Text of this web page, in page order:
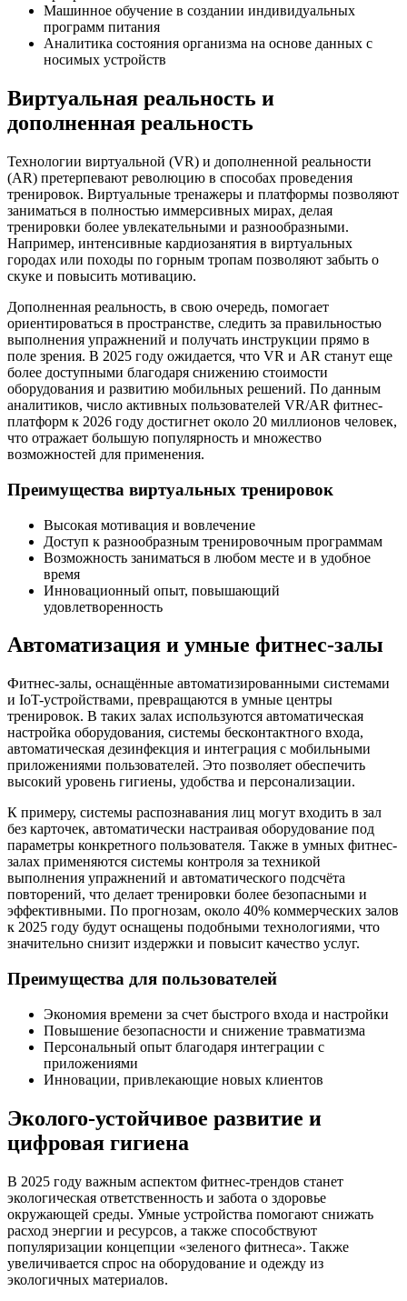
Машинное обучение в создании индивидуальных
программ питания
Аналитика состояния организма на основе данных с
носимых устройств
Виртуальная реальность и
дополненная реальность
Технологии виртуальной (VR) и дополненной реальности
(AR) претерпевают революцию в способах проведения
тренировок. Виртуальные тренажеры и платформы позволяют
заниматься в полностью иммерсивных мирах, делая
тренировки более увлекательными и разнообразными.
Например, интенсивные кардиозанятия в виртуальных
городах или походы по горным тропам позволяют забыть о
скуке и повысить мотивацию.
Дополненная реальность, в свою очередь, помогает
ориентироваться в пространстве, следить за правильностью
выполнения упражнений и получать инструкции прямо в
поле зрения. В 2025 году ожидается, что VR и AR станут еще
более доступными благодаря снижению стоимости
оборудования и развитию мобильных решений. По данным
аналитиков, число активных пользователей VR/AR фитнес-
платформ к 2026 году достигнет около 20 миллионов человек,
что отражает большую популярность и множество
возможностей для применения.
Преимущества виртуальных тренировок
Высокая мотивация и вовлечение
Доступ к разнообразным тренировочным программам
Возможность заниматься в любом месте и в удобное
время
Инновационный опыт, повышающий
удовлетворенность
Автоматизация и умные фитнес-залы
Фитнес-залы, оснащённые автоматизированными системами
и IoT-устройствами, превращаются в умные центры
тренировок. В таких залах используются автоматическая
настройка оборудования, системы бесконтактного входа,
автоматическая дезинфекция и интеграция с мобильными
приложениями пользователей. Это позволяет обеспечить
высокий уровень гигиены, удобства и персонализации.
К примеру, системы распознавания лиц могут входить в зал
без карточек, автоматически настраивая оборудование под
параметры конкретного пользователя. Также в умных фитнес-
залах применяются системы контроля за техникой
выполнения упражнений и автоматического подсчёта
повторений, что делает тренировки более безопасными и
эффективными. По прогнозам, около 40% коммерческих залов
к 2025 году будут оснащены подобными технологиями, что
значительно снизит издержки и повысит качество услуг.
Преимущества для пользователей
Экономия времени за счет быстрого входа и настройки
Повышение безопасности и снижение травматизма
Персональный опыт благодаря интеграции с
приложениями
Инновации, привлекающие новых клиентов
Эколого-устойчивое развитие и
цифровая гигиена
В 2025 году важным аспектом фитнес-трендов станет
экологическая ответственность и забота о здоровье
окружающей среды. Умные устройства помогают снижать
расход энергии и ресурсов, а также способствуют
популяризации концепции «зеленого фитнеса». Также
увеличивается спрос на оборудование и одежду из
экологичных материалов.